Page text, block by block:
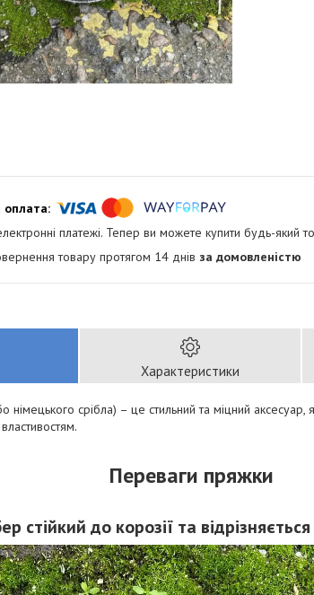
платежі. Тепер ви можете купити будь-який
товару протягом 14 днів за домовленістю
Характеристики
срібла) – це стильний та міцний аксесуар,
Переваги пряжки
стійкий до корозії та